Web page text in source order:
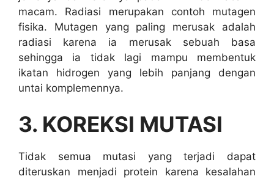
macam. Radiasi merupakan contoh mutagen
fisika. Mutagen yang paling merusak adalah
radiasi karena ia merusak sebuah basa
sehingga ia tidak lagi mampu membentuk
ikatan hidrogen yang lebih panjang dengan
untai komplemennya.
3. KOREKSI MUTASI
Tidak semua mutasi yang terjadi dapat
diteruskan menjadi protein karena kesalahan